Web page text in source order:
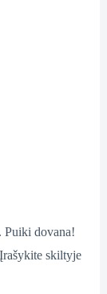
Puiki dovana!
skiltyje